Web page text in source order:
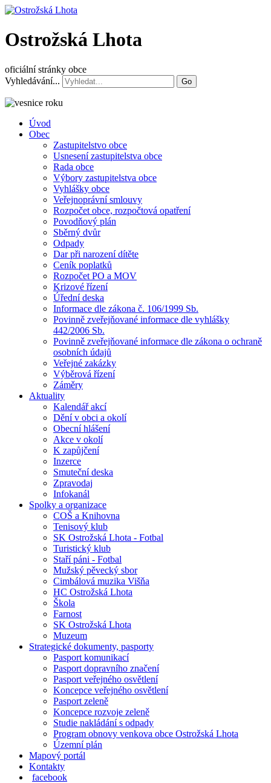
Ostrožská Lhota
oficiální stránky obce
Vyhledávání...
Go
Úvod
Obec
Zastupitelstvo obce
Usnesení zastupitelstva obce
Rada obce
Výbory zastupitelstva obce
Vyhlášky obce
Veřejnoprávní smlouvy
Rozpočet obce, rozpočtová opatření
Povodňový plán
Sběrný dvůr
Odpady
Dar při narození dítěte
Ceník poplatků
Rozpočet PO a MOV
Krizové řízení
Úřední deska
Informace dle zákona č. 106/1999 Sb.
Povinně zveřejňované informace dle vyhlášky
442/2006 Sb.
Povinně zveřejňované informace dle zákona o ochraně
osobních údajů
Veřejné zakázky
Výběrová řízení
Záměry
Aktuality
Kalendář akcí
Dění v obci a okolí
Obecní hlášení
Akce v okolí
K zapůjčení
Inzerce
Smuteční deska
Zpravodaj
Infokanál
Spolky a organizace
COŠ a Knihovna
Tenisový klub
SK Ostrožská Lhota - Fotbal
Turistický klub
Staří páni - Fotbal
Mužský pěvecký sbor
Cimbálová muzika Višňa
HC Ostrožská Lhota
Škola
Farnost
SK Ostrožská Lhota
Muzeum
Strategické dokumenty, pasporty
Pasport komunikací
Pasport dopravního značení
Pasport veřejného osvětlení
Koncepce veřejného osvětlení
Pasport zeleně
Koncepce rozvoje zeleně
Studie nakládání s odpady
Program obnovy venkova obce Ostrožská Lhota
Územní plán
Mapový portál
Kontakty
facebook